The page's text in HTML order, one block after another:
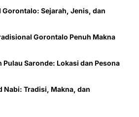
Sejarah, Jenis, dan
Gorontalo Penuh Makna
Saronde: Lokasi dan Pesona
Nabi: Tradisi, Makna, dan